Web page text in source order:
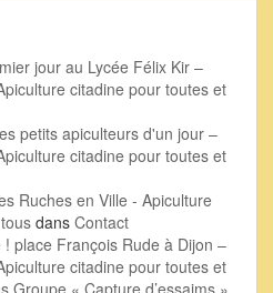
jour au Lycée Félix Kir –
citadine pour toutes et
petits apiculteurs d'un jour –
citadine pour toutes et
Ruches en Ville - Apiculture
dans Contact
place François Rude à Dijon –
citadine pour toutes et
Groupe « Capture d’essaims »